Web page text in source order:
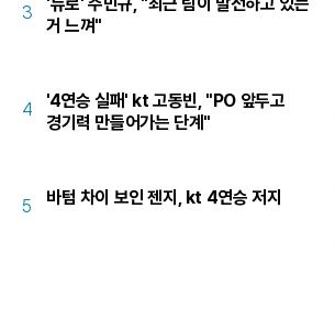
3
'듀로' 주민규, "최근 팀이 발전하고 있는
거 느껴"
4
'4연승 실패' kt 고동빈, "PO 앞두고
경기력 만들어가는 단계"
5 바텀 차이 보인 젠지, kt 4연승 저지